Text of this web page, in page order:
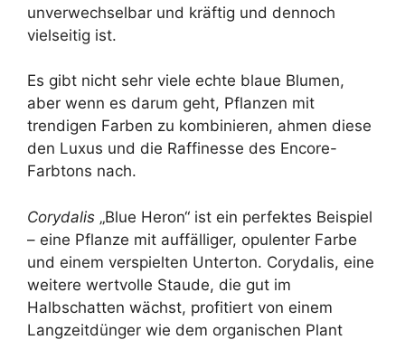
unverwechselbar und kräftig und dennoch
vielseitig ist.
Es gibt nicht sehr viele echte blaue Blumen,
aber wenn es darum geht, Pflanzen mit
trendigen Farben zu kombinieren, ahmen diese
den Luxus und die Raffinesse des Encore-
Farbtons nach.
Corydalis „Blue Heron“ ist ein perfektes Beispiel
– eine Pflanze mit auffälliger, opulenter Farbe
und einem verspielten Unterton. Corydalis, eine
weitere wertvolle Staude, die gut im
Halbschatten wächst, profitiert von einem
Langzeitdünger wie dem organischen Plant